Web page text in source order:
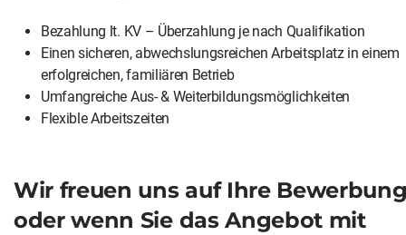
Bezahlung lt. KV – Überzahlung je nach Qualifikation
Einen sicheren, abwechslungsreichen Arbeitsplatz in einem
erfolgreichen, familiären Betrieb
Umfangreiche Aus- & Weiterbildungsmöglichkeiten
Flexible Arbeitszeiten
Wir freuen uns auf Ihre
oder wenn Sie das Angebot mit